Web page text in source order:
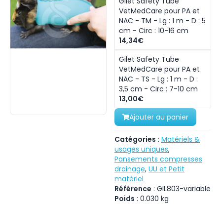
VetMedCare pour PA et
NAC - TM - Lg : 1 m - D : 5
cm - Circ : 10-16 cm
14,34€
Gilet Safety Tube
VetMedCare pour PA et
NAC - TS - Lg : 1 m - D :
3,5 cm - Circ : 7-10 cm
13,00€
Ajouter au panier
Catégories : Matériels &
usages uniques,
Pansements compresses
drainage, UU et Petit
matériel
Référence : GIL803-variable
Poids : 0.030 kg